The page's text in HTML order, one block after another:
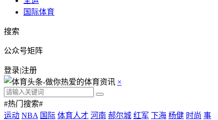
国际体育
搜索
公众号矩阵
登录|注册
×
#热门搜索#
运动 NBA 国际 体育人才 河南 郝尔城 红军 下海 杨健 时尚 事